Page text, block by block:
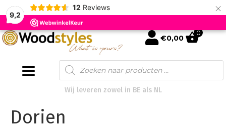
9,2
12 Reviews ×
mijn account
€0,00
0
Products
search
Wij leveren zowel in BE als NL
Dorien